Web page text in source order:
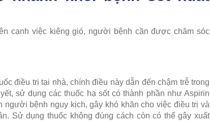
cạnh việc kiêng gió, người bệnh cần được chăm sóc
điều trị tại nhà, chính điều này dẫn đến chậm trễ trong
sử dụng các thuốc hạ sốt có thành phần như Aspirin
người bệnh nguy kịch, gây khó khăn cho việc điều trị và
Sử dụng thuốc không đúng cách còn có thể gây xuất